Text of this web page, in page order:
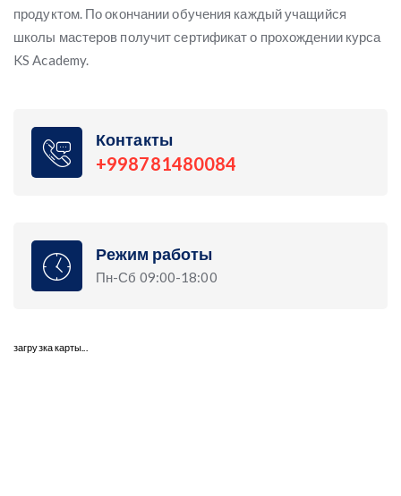
продуктом. По окончании обучения каждый учащийся
школы мастеров получит сертификат о прохождении курса
KS Academy.
Контакты
+998781480084
Режим работы
Пн-Сб 09:00-18:00
загрузка карты...